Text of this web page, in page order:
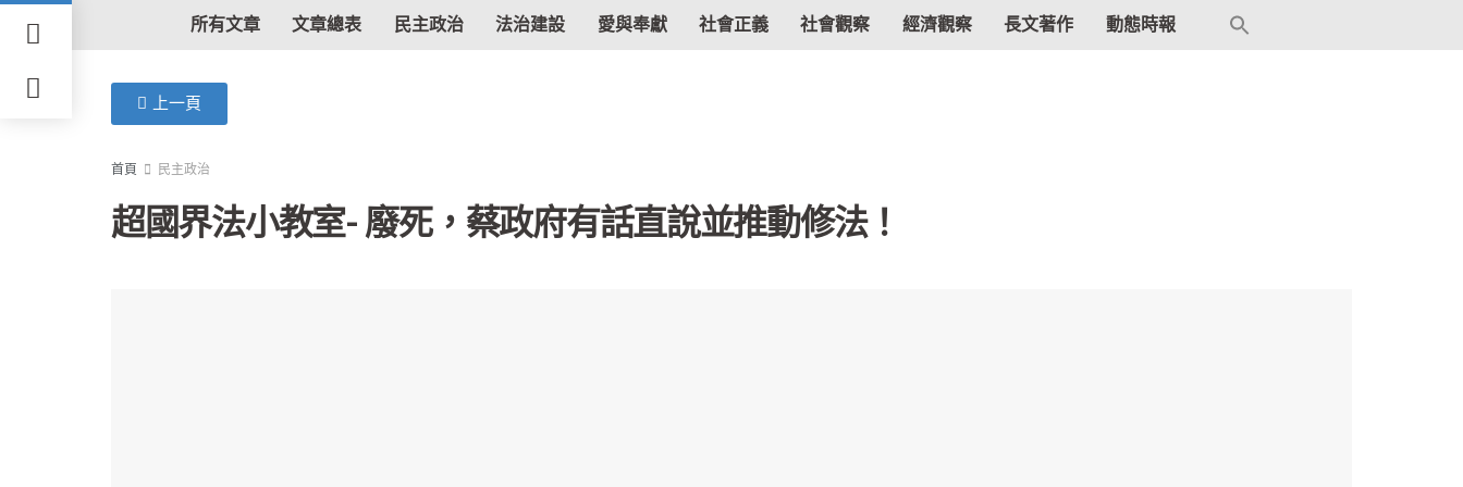
所有文章 文章總表 民主政治 法治建設 愛與奉獻 社會正義 社會觀察 經濟觀察 長文著作 動態時報
上一頁
首頁 民主政治
超國界法小教室- 廢死，蔡政府有話直說並推動修法！